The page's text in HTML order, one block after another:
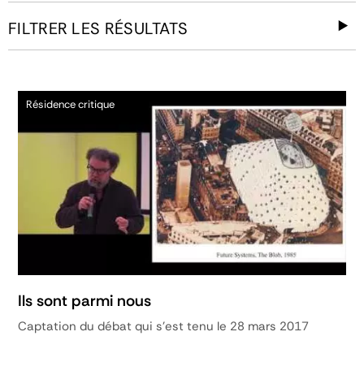
FILTRER LES RÉSULTATS
Résidence critique
Ils sont parmi nous
Captation du débat qui s'est tenu le 28 mars 2017